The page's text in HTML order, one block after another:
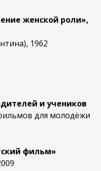
женской роли»,
1962
и учеников
для молодёжи
фильм»